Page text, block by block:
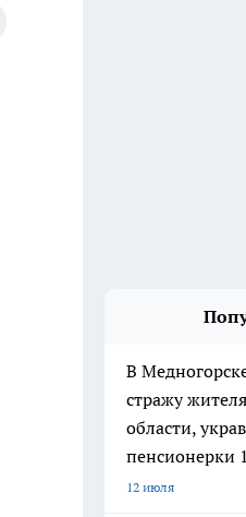
В
стражу
области,
пенсионерки
12 июля